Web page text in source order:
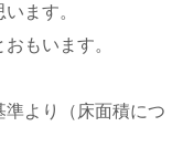
ます。
もいます。
より（床面積につ